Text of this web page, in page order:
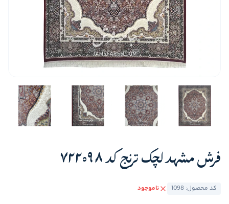
فرش مشهد لچک ترنج کد 722098
کد محصول: 1098 ناموجود